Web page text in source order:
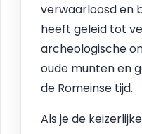
verwaarloosd en
heeft geleid tot
archeologische
oude munten en
de Romeinse tijd.
Als je de